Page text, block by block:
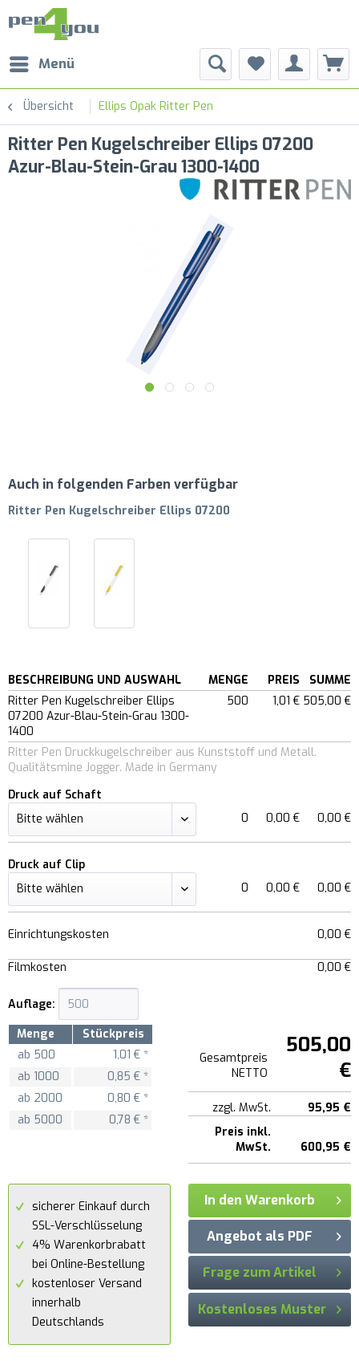
Menü
Übersicht Ellips Opak Ritter Pen
Ritter Pen Kugelschreiber Ellips 07200
Azur-Blau-Stein-Grau 1300-1400
Auch in folgenden Farben verfügbar
Ritter Pen Kugelschreiber Ellips 07200
BESCHREIBUNG UND AUSWAHL MENGE PREIS
SUMME
Ritter Pen Kugelschreiber Ellips
07200 Azur-Blau-Stein-Grau 1300-
1400
500 1,01 € 505,00 €
Ritter Pen Druckkugelschreiber aus Kunststoff und Metall.
Qualitätsmine Jogger. Made in Germany
Druck auf Schaft
0
0,00 € 0,00 €
Druck auf Clip
0
0,00 € 0,00 €
Einrichtungskosten 0,00 €
Filmkosten 0,00 €
Auflage:
Menge
Stückpreis
ab 500
1,01 € *
ab 1000
0,85 € *
ab 2000
0,80 € *
ab 5000 0,78 € *
Gesamtpreis
NETTO
505,00
€
zzgl. MwSt.
95,95 €
Preis inkl.
MwSt.
600,95 €
sicherer Einkauf durch
SSL-Verschlüsselung
4% Warenkorbrabatt
bei Online-Bestellung
kostenloser Versand
innerhalb
Deutschlands
In den Warenkorb
Angebot als PDF
Frage zum Artikel
Kostenloses Muster